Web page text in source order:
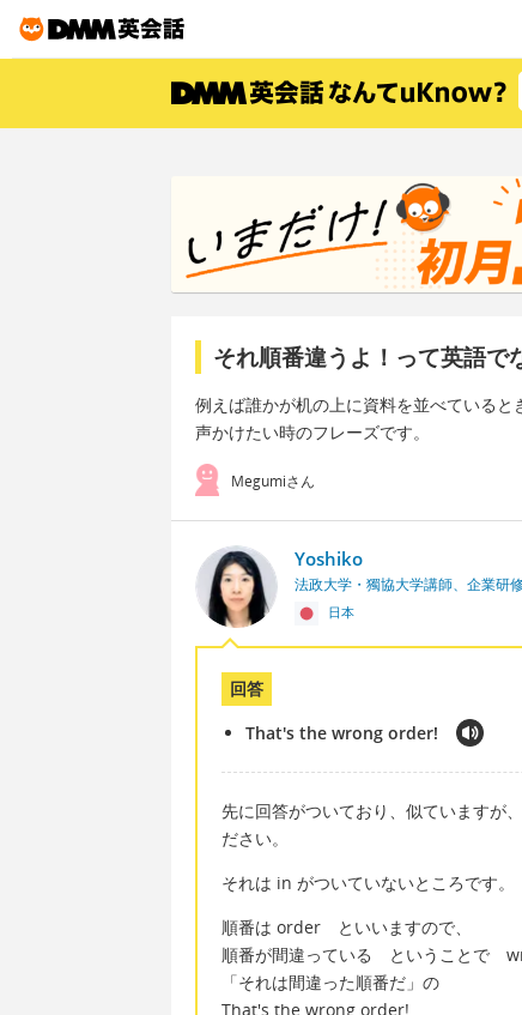
それ順番違うよ！って英語で
例えば誰かが机の上に資料を並べている
声かけたい時のフレーズです。
Megumiさん
Yoshiko
法政大学・獨協大学講師、企業研
日本
回答
That's the wrong order!
先に回答がついており、似ていますが
ださい。
それは in がついていないところです。
順番は order といいますので、
順番が間違っている ということで
「それは間違った順番だ」の
That's the wrong order!